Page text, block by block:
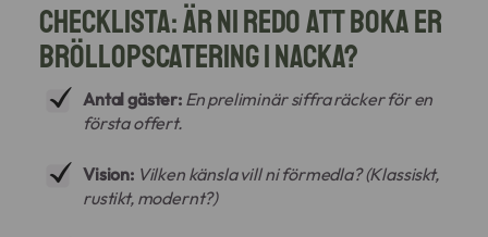
Checklista: Är ni redo att boka er
bröllopscatering i Nacka?
Antal gäster: En preliminär siffra räcker för en
första offert.
Vision: Vilken känsla vill ni förmedla? (Klassiskt,
rustikt, modernt?)